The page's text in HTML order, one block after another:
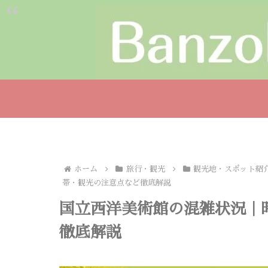
ホーム 旅行・観光
観光地・スポット紹
帯・観光の注意点など徹底解説
国立西洋美術館の混雑状況
徹底解説